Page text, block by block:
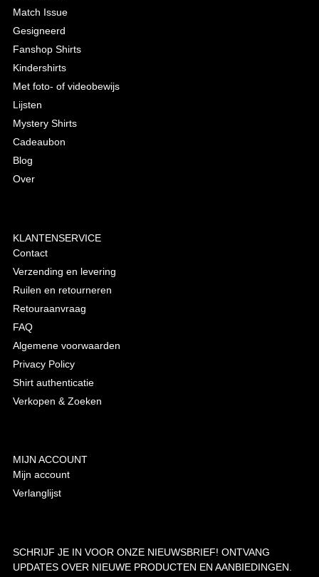
Match Issue
Gesigneerd
Fanshop Shirts
Kindershirts
Met foto- of videobewijs
Lijsten
Mystery Shirts
Cadeaubon
Blog
Over
KLANTENSERVICE
Contact
Verzending en levering
Ruilen en retourneren
Retouraanvraag
FAQ
Algemene voorwaarden
Privacy Policy
Shirt authenticatie
Verkopen & Zoeken
MIJN ACCOUNT
Mijn account
Verlanglijst
SCHRIJF JE IN VOOR ONZE NIEUWSBRIEF! ONTVANG
UPDATES OVER NIEUWE PRODUCTEN EN AANBIEDINGEN.